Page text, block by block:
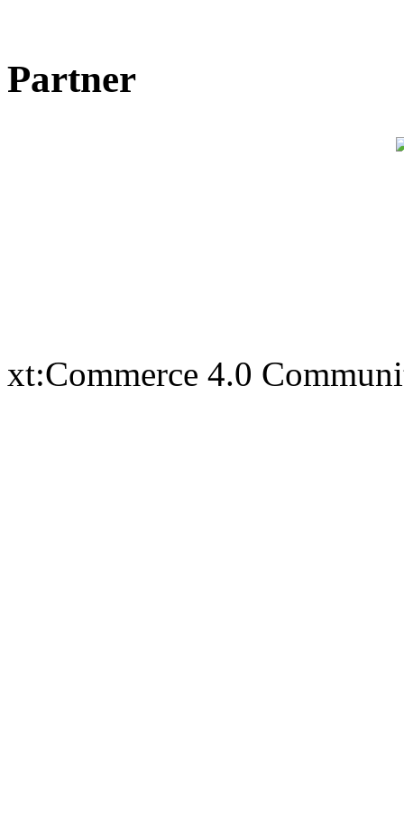
Partner
xt:Commerce 4.0